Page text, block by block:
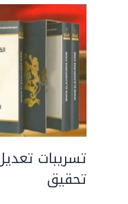
تسريبات
تحقيق